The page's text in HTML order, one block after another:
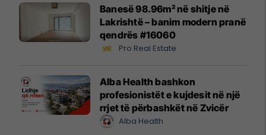
Banesë 98.96m² në shitje në
Lakrishtë – banim modern pranë
qendrës #16060
Pro Real Estate
Alba Health bashkon
profesionistët e kujdesit në një
rrjet të përbashkët në Zvicër
Alba Health